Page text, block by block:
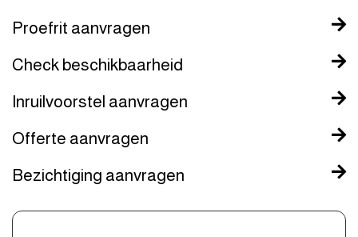
Proefrit aanvragen
Check beschikbaarheid
Inruilvoorstel aanvragen
Offerte aanvragen
Bezichtiging aanvragen